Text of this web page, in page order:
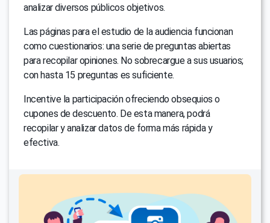
analizar diversos públicos objetivos.
Las páginas para el estudio de la audiencia funcionan
como cuestionarios: una serie de preguntas abiertas
para recopilar opiniones. No sobrecargue a sus usuarios;
con hasta 15 preguntas es suficiente.
Incentive la participación ofreciendo obsequios o
cupones de descuento. De esta manera, podrá
recopilar y analizar datos de forma más rápida y
efectiva.